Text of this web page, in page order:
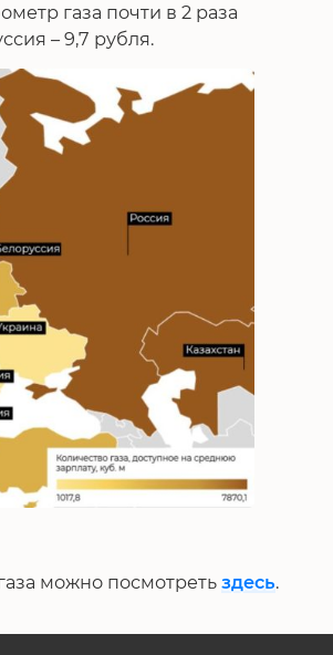
газа почти в 2 раза
– 9,7 рубля.
можно посмотреть здесь.